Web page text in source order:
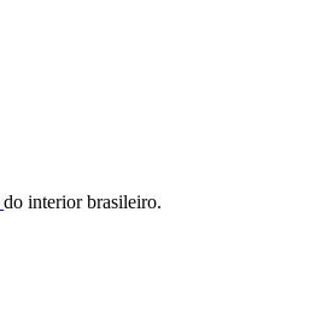
do interior brasileiro.